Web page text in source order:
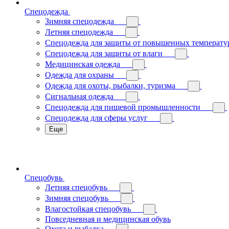
Спецодежда
Зимняя спецодежда
Летняя спецодежда
Спецодежда для защиты от повышенных
Спецодежда для защиты от влаги
Медицинская одежда
Одежда для охраны
Одежда для охоты, рыбалки, туризма
Сигнальная одежда
Спецодежда для пищевой промышленности
Спецодежда для сферы услуг
Еще
Спецобувь
Летняя спецобувь
Зимняя спецобувь
Влагостойкая спецобувь
Повседневная и медицинская обувь